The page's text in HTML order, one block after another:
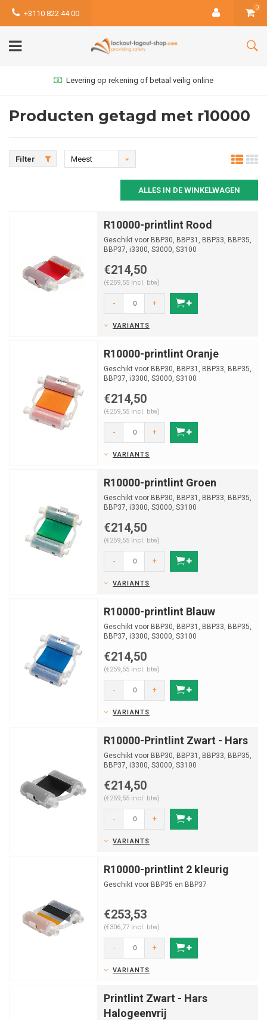
+3110 822 44 00
0
Levering op rekening of betaal veilig online
Producten getagd met r10000
Filter
Meest
ALLES IN DE WINKELWAGEN
R10000-printlint Rood
Geschikt voor BBP30, BBP31, BBP33, BBP35,
BBP37, i3300, S3000, S3100
€214,50
(€259,55 Incl. btw)
- +
VARIANTS
R10000-printlint Oranje
Geschikt voor BBP30, BBP31, BBP33, BBP35,
BBP37, i3300, S3000, S3100
€214,50
(€259,55 Incl. btw)
- +
VARIANTS
R10000-printlint Groen
Geschikt voor BBP30, BBP31, BBP33, BBP35,
BBP37, i3300, S3000, S3100
€214,50
(€259,55 Incl. btw)
- +
VARIANTS
R10000-printlint Blauw
Geschikt voor BBP30, BBP31, BBP33, BBP35,
BBP37, i3300, S3000, S3100
€214,50
(€259,55 Incl. btw)
- +
VARIANTS
R10000-Printlint Zwart - Hars
Geschikt voor BBP30, BBP31, BBP33, BBP35,
BBP37, i3300, S3000, S3100
€214,50
(€259,55 Incl. btw)
- +
VARIANTS
R10000-printlint 2 kleurig
Geschikt voor BBP35 en BBP37
€253,53
(€306,77 Incl. btw)
- +
VARIANTS
Printlint Zwart - Hars
Halogeenvrij